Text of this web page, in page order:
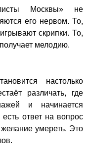
Москвы» не
его нервом. То,
скрипки. То,
мелодию.
настолько
различать, где
и начинается
ответ на вопрос
умереть. Это